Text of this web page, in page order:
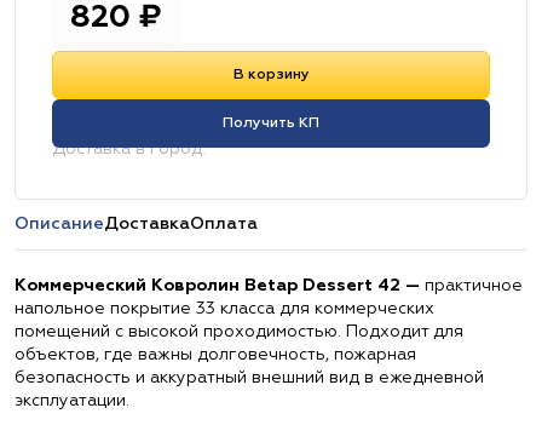
820 ₽
В корзину
Получить КП
Доставка в город:
ОписаниеДоставкаОплата
Коммерческий Ковролин Betap Dessert 42 — практичное
напольное покрытие 33 класса для коммерческих
помещений с высокой проходимостью. Подходит для
объектов, где важны долговечность, пожарная
безопасность и аккуратный внешний вид в ежедневной
эксплуатации.